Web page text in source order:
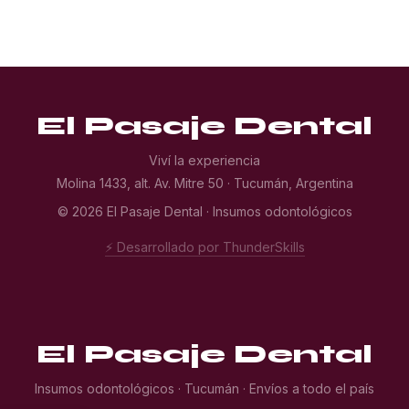
El Pasaje Dental
Viví la experiencia
Molina 1433, alt. Av. Mitre 50 · Tucumán, Argentina
© 2026 El Pasaje Dental · Insumos odontológicos
⚡ Desarrollado por ThunderSkills
El Pasaje Dental
Insumos odontológicos · Tucumán · Envíos a todo el país